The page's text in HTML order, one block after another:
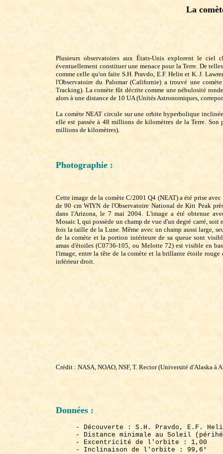
La
Plusieurs observatoires aux États-Unis explorent le
éventuellement constituer une menace pour la Terre. De
comme celle qu'on faite S.H. Pravdo, E.F. Helin et K. J.
l'Observatoire du Palomar (Californie) a trouvé une
Tracking). La comète fût décrite comme une nébulosité
alors à une distance de 10 UA (Unités Astronomiques,
La comète NEAT circule sur une orbite hyperbolique
elle est passée à 48 millions de kilomètres de la Terre.
millions de kilomètres).
Photographie :
Cette image de la comète C/2001 Q4 (NEAT) a été prise avec
de 90 cm WIYN de l'Observatoire National de Kitt Peak
dans l'Arizona, le 7 mai 2004. L'image a été obtenue
Mosaic I, qui possède un champ de vue d'un degré carré, soit
fois la taille de la Lune. Même avec un champ aussi large,
de la comète et la portion intérieure de sa queue sont
amas d'étoiles (C0736-105, ou Melotte 72) est visible en
l'image, entre la tête de la comète et la brillante étoile rouge
inférieur droit.
Crédit : NASA, NOAO, NSF, T. Rector (Université d'Alaska à
Données :
- Découverte : S.H. Pravdo, E.F.
- Distance minimale au Soleil
- Excentricité de l'orbite : 1,00
- Inclinaison de l'orbite : 99,6°